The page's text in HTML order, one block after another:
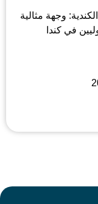
وجهة مثالية
في كندا